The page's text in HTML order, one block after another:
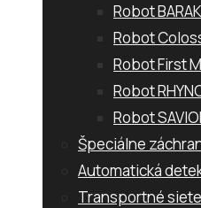
Robot
Robot
Robot First
Robot
Robot
Špeciálne
Automatická
Transportné siete